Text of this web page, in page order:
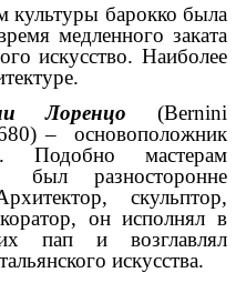
культуры барокко была
медленного заката
искусство. Наиболее
Лоренцо (Bernini
– основоположник
Подобно мастерам
разносторонне
скульптор,
он исполнял в
пап и возглавлял
искусства.